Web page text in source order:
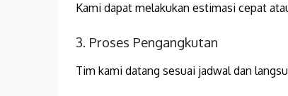
Kami dapat melakukan estimasi cepat
3. Proses Pengangkutan
Tim kami datang sesuai jadwal dan